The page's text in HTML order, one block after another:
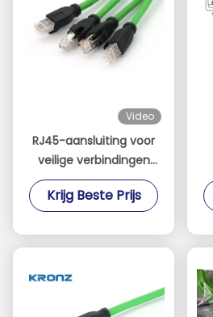
Video
RJ45-aansluiting voor
veilige verbindingen
IP20 beschermde TPU
Ethernet-kabel Cat6A
Krijg Beste Prijs